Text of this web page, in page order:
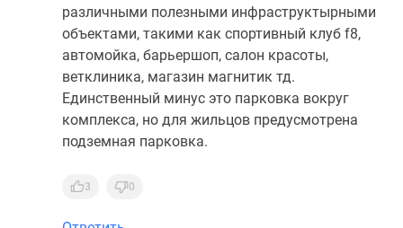
различными полезными инфраструктырными
объектами, такими как спортивный клуб f8,
автомойка, барьершоп, салон красоты,
ветклиника, магазин магнитик тд.
Единственный минус это парковка вокруг
комплекса, но для жильцов предусмотрена
подземная парковка.
3 0